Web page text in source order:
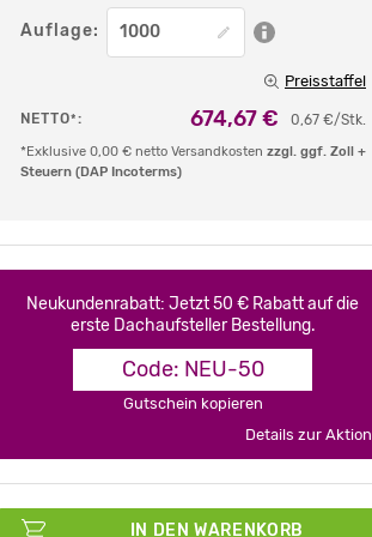
Auflage:
Preisstaffel
NETTO*: 0,67 €/Stk.
674,67 €
*Exklusive 0,00 € netto Versandkosten zzgl. ggf. Zoll +
Steuern (DAP Incoterms)
Neukundenrabatt: Jetzt 50 € Rabatt auf die
erste Dachaufsteller Bestellung.
Code: NEU-50
Gutschein kopieren
Details zur Aktion
IN DEN WARENKORB